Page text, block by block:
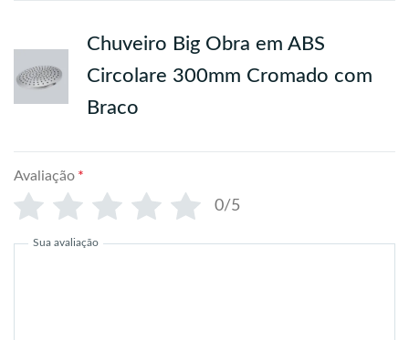
Chuveiro Big Obra em ABS
Circolare 300mm Cromado com
Braco
Avaliação *
0/5
Sua avaliação